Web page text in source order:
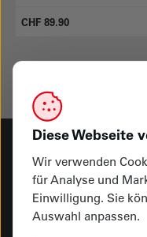
CHF 89.90
Haben Sie
Rufen Sie uns
041 249 92 00
Diese Webseite
Wir verwenden
für Analyse und
Einwilligung. Sie
Auswahl anpassen.